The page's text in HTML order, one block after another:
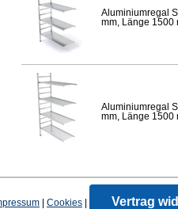
Aluminiumregal
mm, Länge 1500
Aluminiumregal
mm, Länge 1500
Cookies Vertrag